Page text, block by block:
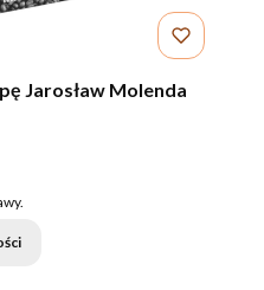
Jarosław Molenda